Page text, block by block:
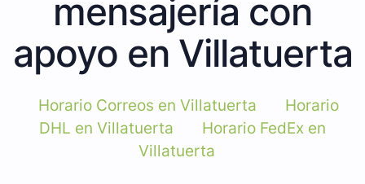
mensajería con
apoyo en Villatuerta
Horario Correos en Villatuerta
Horario
DHL en Villatuerta
Horario FedEx en
Villatuerta